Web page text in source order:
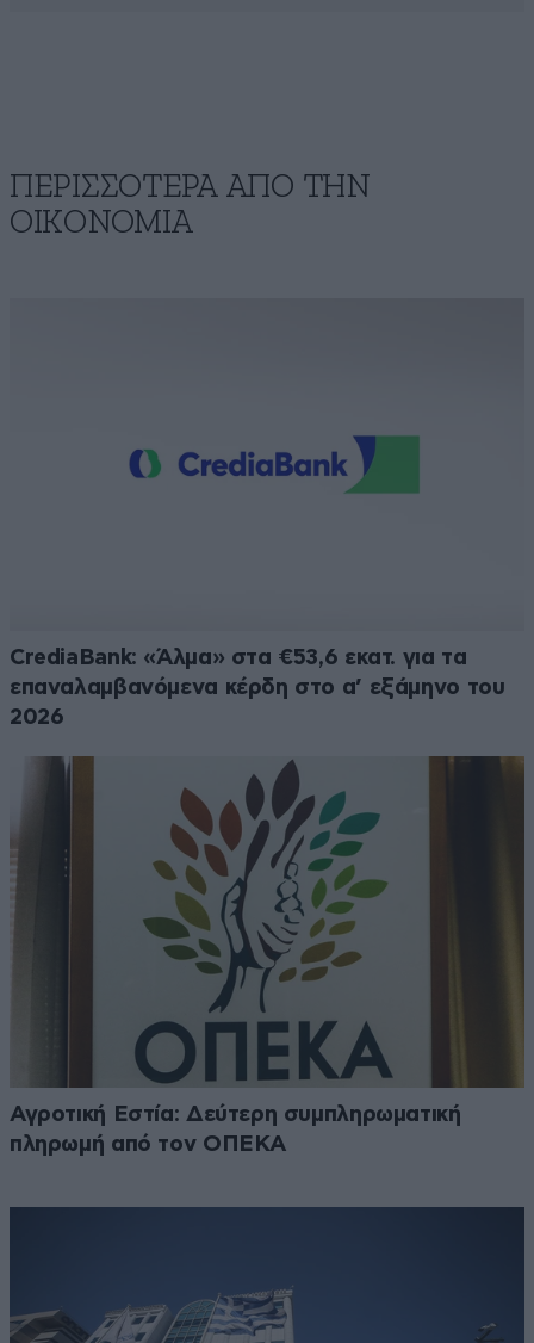
ΠΕΡΙΣΣΟΤΕΡΑ ΑΠΟ ΤΗΝ
ΟΙΚΟΝΟΜΙΑ
CrediaBank: «Άλμα» στα €53,6 εκατ. για τα
επαναλαμβανόμενα κέρδη στο α’ εξάμηνο του
2026
Αγροτική Εστία: Δεύτερη συμπληρωματική
πληρωμή από τον ΟΠΕΚΑ